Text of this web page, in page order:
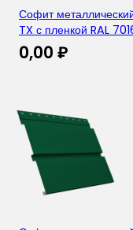
Софит
TX с пленкой RAL
0,00 ₽